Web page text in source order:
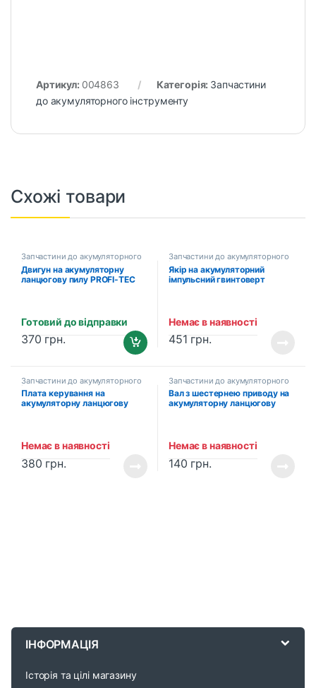
Артикул: 004863 Категорія: Запчастини
до акумуляторного інструменту
Схожі товари
Запчастини до акумуляторного
інструменту
Двигун на акумуляторну
ланцюгову пилу PROFI-TEC
Готовий до відправки
370 грн.
Запчастини до акумуляторного
інструменту
Якір на акумуляторний
імпульсний гвинтоверт
Немає в наявності
451 грн.
Запчастини до акумуляторного
інструменту
Плата керування на
акумуляторну ланцюгову
Немає в наявності
380 грн.
Запчастини до акумуляторного
інструменту
Вал з шестернею приводу на
акумуляторну ланцюгову
Немає в наявності
140 грн.
ІНФОРМАЦІЯ
Історія та цілі магазину